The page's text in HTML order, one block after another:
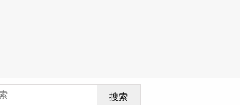
搜索